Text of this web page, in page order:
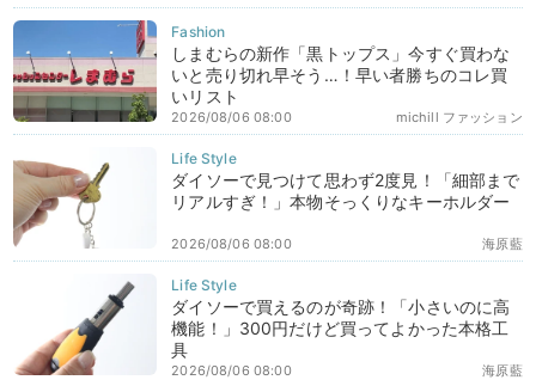
しまむらの新作「黒トップス」今すぐ買わな
いと売り切れ早そう…！早い者勝ちのコレ買
いリスト
michill ファッション
2026/08/06 08:00
ダイソーで見つけて思わず2度見！「細部まで
リアルすぎ！」本物そっくりなキーホルダー
海原藍
2026/08/06 08:00
ダイソーで買えるのが奇跡！「小さいのに高
機能！」300円だけど買ってよかった本格工
具
海原藍
2026/08/06 08:00